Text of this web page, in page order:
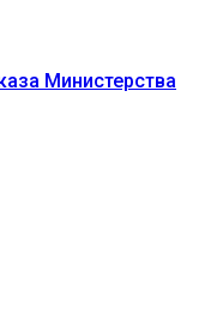
Министерства